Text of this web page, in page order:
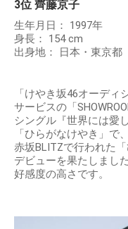
3位 齊藤京子
生年月日： 1997年
身長： 154 cm
出身地： 日本・東京都
「けやき坂46オーデ
サービスの「
シングル『世界には愛
「ひらがなけやき」で
赤坂BLITZで行われた
デビューを果たしまし
好感度の高さです。